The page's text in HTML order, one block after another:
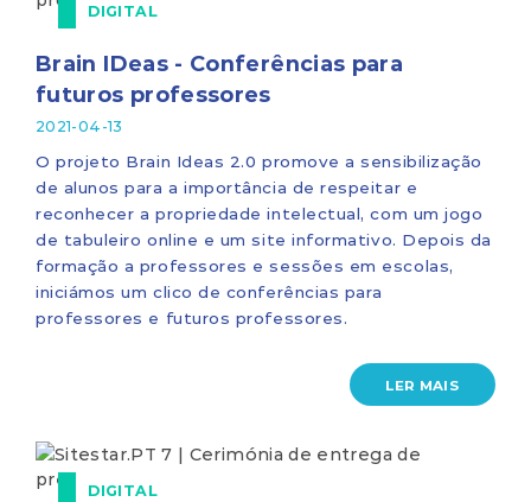
DIGITAL
Brain IDeas - Conferências para
futuros professores
2021-04-13
O projeto Brain Ideas 2.0 promove a sensibilização
de alunos para a importância de respeitar e
reconhecer a propriedade intelectual, com um jogo
de tabuleiro online e um site informativo. Depois da
formação a professores e sessões em escolas,
iniciámos um clico de conferências para
professores e futuros professores.
LER MAIS
DIGITAL